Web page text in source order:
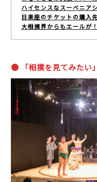
ハイセンスなスーベニア
日楽座のチケットの購入
大相撲界からもエールが
● 「相撲を見てみたい